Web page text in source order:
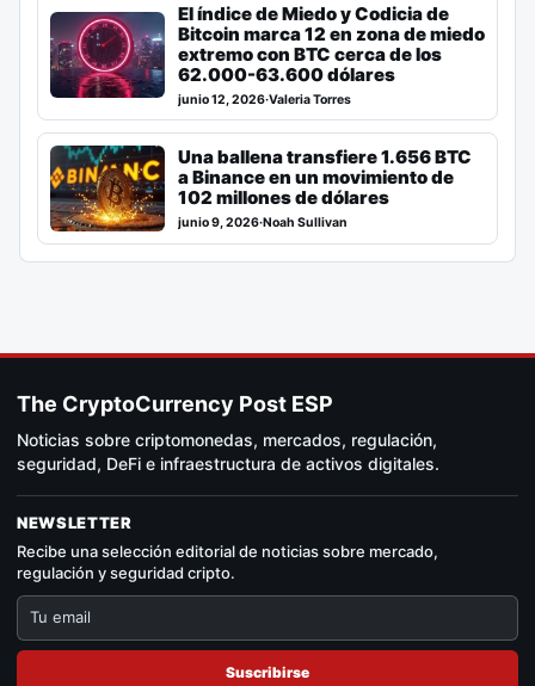
El índice de Miedo y Codicia de
Bitcoin marca 12 en zona de miedo
extremo con BTC cerca de los
62.000-63.600 dólares
junio 12, 2026·Valeria Torres
Una ballena transfiere 1.656 BTC
a Binance en un movimiento de
102 millones de dólares
junio 9, 2026·Noah Sullivan
The CryptoCurrency Post ESP
Noticias sobre criptomonedas, mercados, regulación,
seguridad, DeFi e infraestructura de activos digitales.
NEWSLETTER
Recibe una selección editorial de noticias sobre mercado,
regulación y seguridad cripto.
Suscribirse